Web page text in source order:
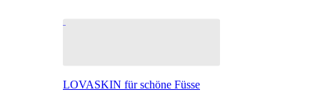
LOVASKIN für schöne Füsse